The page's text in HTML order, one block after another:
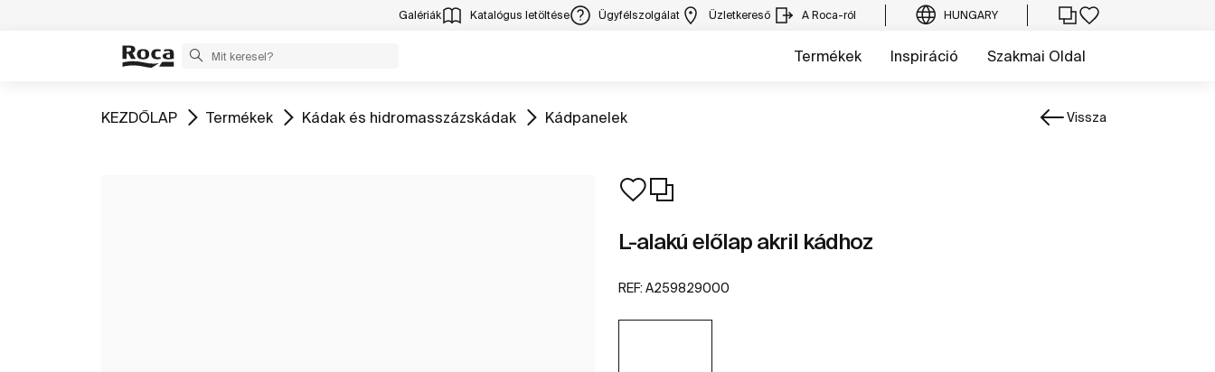
Galériák Katalógus letöltése Ügyfélszolgálat Üzletkereső A Roca-ról HUNGARY
Termékek Inspiráció Szakmai Oldal
Ugrás
KEZDŐLAP Ugrás
Termékek Ugrás
Kádak és hidromasszázskádak Ugrás
Kádpanelek Vissza
L-alakú előlap akril kádhoz
REF: A259829000